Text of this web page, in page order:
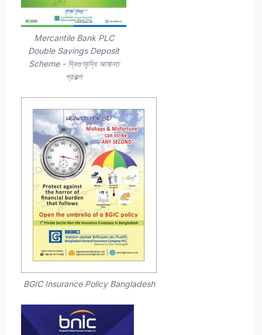
Mercantile Bank PLC
Double Savings Deposit
Scheme - দ্বিগুণবৃদ্ধি আমানত
প্রকল্প
BGIC Insurance Policy Bangladesh